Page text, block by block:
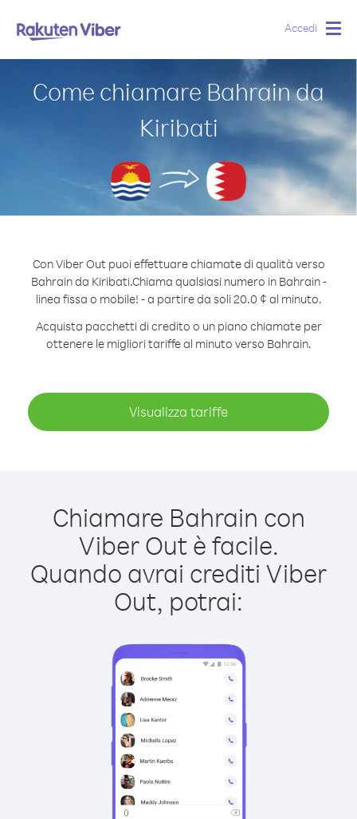
Accedi
Come chiamare Bahrain da
Kiribati
Con Viber Out puoi effettuare chiamate di qualità verso
Bahrain da Kiribati.Chiama qualsiasi numero in Bahrain -
linea fissa o mobile! - a partire da soli 20.0 ¢ al minuto.
Acquista pacchetti di credito o un piano chiamate per
ottenere le migliori tariffe al minuto verso Bahrain.
Visualizza tariffe
Chiamare Bahrain con
Viber Out è facile.
Quando avrai crediti Viber
Out, potrai: